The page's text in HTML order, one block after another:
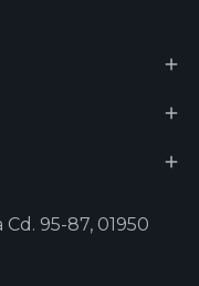
95-87, 01950